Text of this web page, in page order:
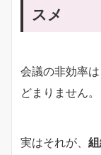
スメ
会議の非効率
どまりません。
実はそれが、